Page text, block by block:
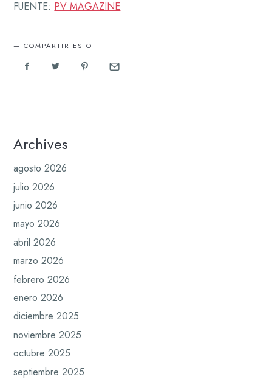
FUENTE: PV MAGAZINE
COMPARTIR ESTO
Archives
agosto 2026
julio 2026
junio 2026
mayo 2026
abril 2026
marzo 2026
febrero 2026
enero 2026
diciembre 2025
noviembre 2025
octubre 2025
septiembre 2025